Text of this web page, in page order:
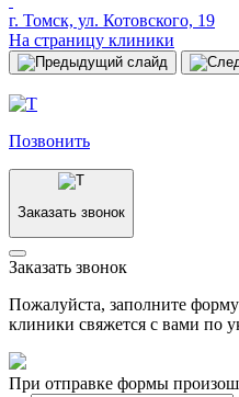
г. Томск, ул. Котовского, 19
На страницу клиники
Позвонить
Заказать звонок
Заказать звонок
Пожалуйста, заполните
клиники свяжется с вами по
При отправке формы